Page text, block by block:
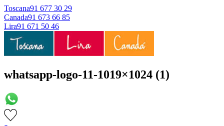
Toscana91 677 30 29
Canada91 673 66 85
Lira91 671 50 46
whatsapp-logo-11-1019×1024 (1)